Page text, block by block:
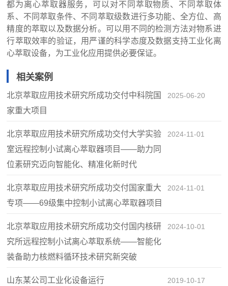
都为离心萃取器服务，可以对不同萃取物质、不同萃取体
系、不同萃取条件、不同萃取级数进行多功能、全方位、高
精度的萃取以及数据分析。可以用不同的检测方法对物系进
行萃取效率的验证，用严谨的科学态度及数据支持工业化离
心萃取设备，为工业化应用提供必要保证。
相关案例
北京萃取应用技术研究所成功交付中科院国
家重大项目
2025-06-20
北京萃取应用技术研究所成功交付大学实验
室远程控制小试离心萃取器项目——助力同
位素研究迈向智能化、精准化新时代
2024-11-01
北京萃取应用技术研究所成功交付国家重大
专项——69级集中控制小试离心萃取器项目
2024-11-01
北京萃取应用技术研究所成功交付国内核研
究所远程控制小试离心萃取系统——智能化
装备助力核燃料循环技术研究新突破
2024-10-01
山东某公司工业化设备运行 2019-10-17